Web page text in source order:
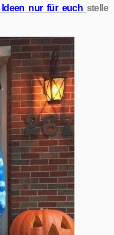
nur für euch stelle